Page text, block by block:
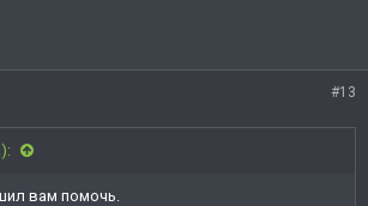
#13
вам помочь.